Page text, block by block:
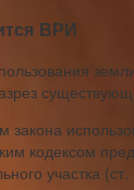
ВРИ
закона
кодексом
участка (ст.